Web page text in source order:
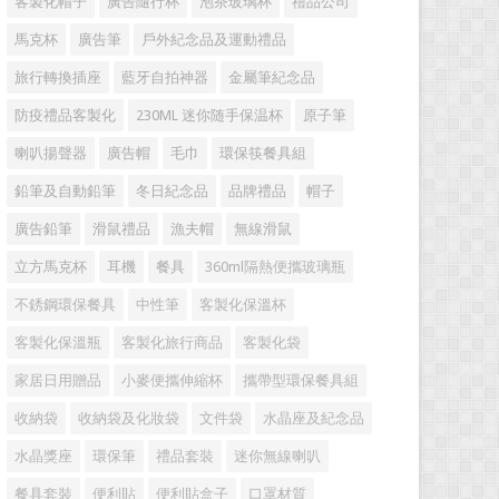
馬克杯 廣告筆 戶外紀念品及運動禮品
旅行轉換插座 藍牙自拍神器 金屬筆紀念品
防疫禮品客製化 230ML 迷你随手保温杯 原子筆
喇叭揚聲器 廣告帽 毛巾 環保筷餐具組
鉛筆及自動鉛筆 冬日紀念品 品牌禮品 帽子
廣告鉛筆 滑鼠禮品 漁夫帽 無線滑鼠
立方馬克杯 耳機 餐具 360ml隔熱便攜玻璃瓶
不銹鋼環保餐具 中性筆 客製化保溫杯
客製化保溫瓶 客製化旅行商品 客製化袋
家居日用贈品 小麥便攜伸縮杯 攜帶型環保餐具組
收納袋 收納袋及化妝袋 文件袋 水晶座及紀念品
水晶獎座 環保筆 禮品套裝 迷你無線喇叭
餐具套裝 便利貼 便利貼盒子 口罩材質